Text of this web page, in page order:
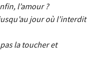
l’amour ?
jour où l’interdit
la toucher et